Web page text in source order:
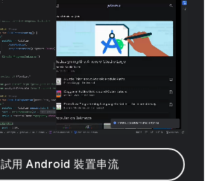
試用 Android 裝置串流